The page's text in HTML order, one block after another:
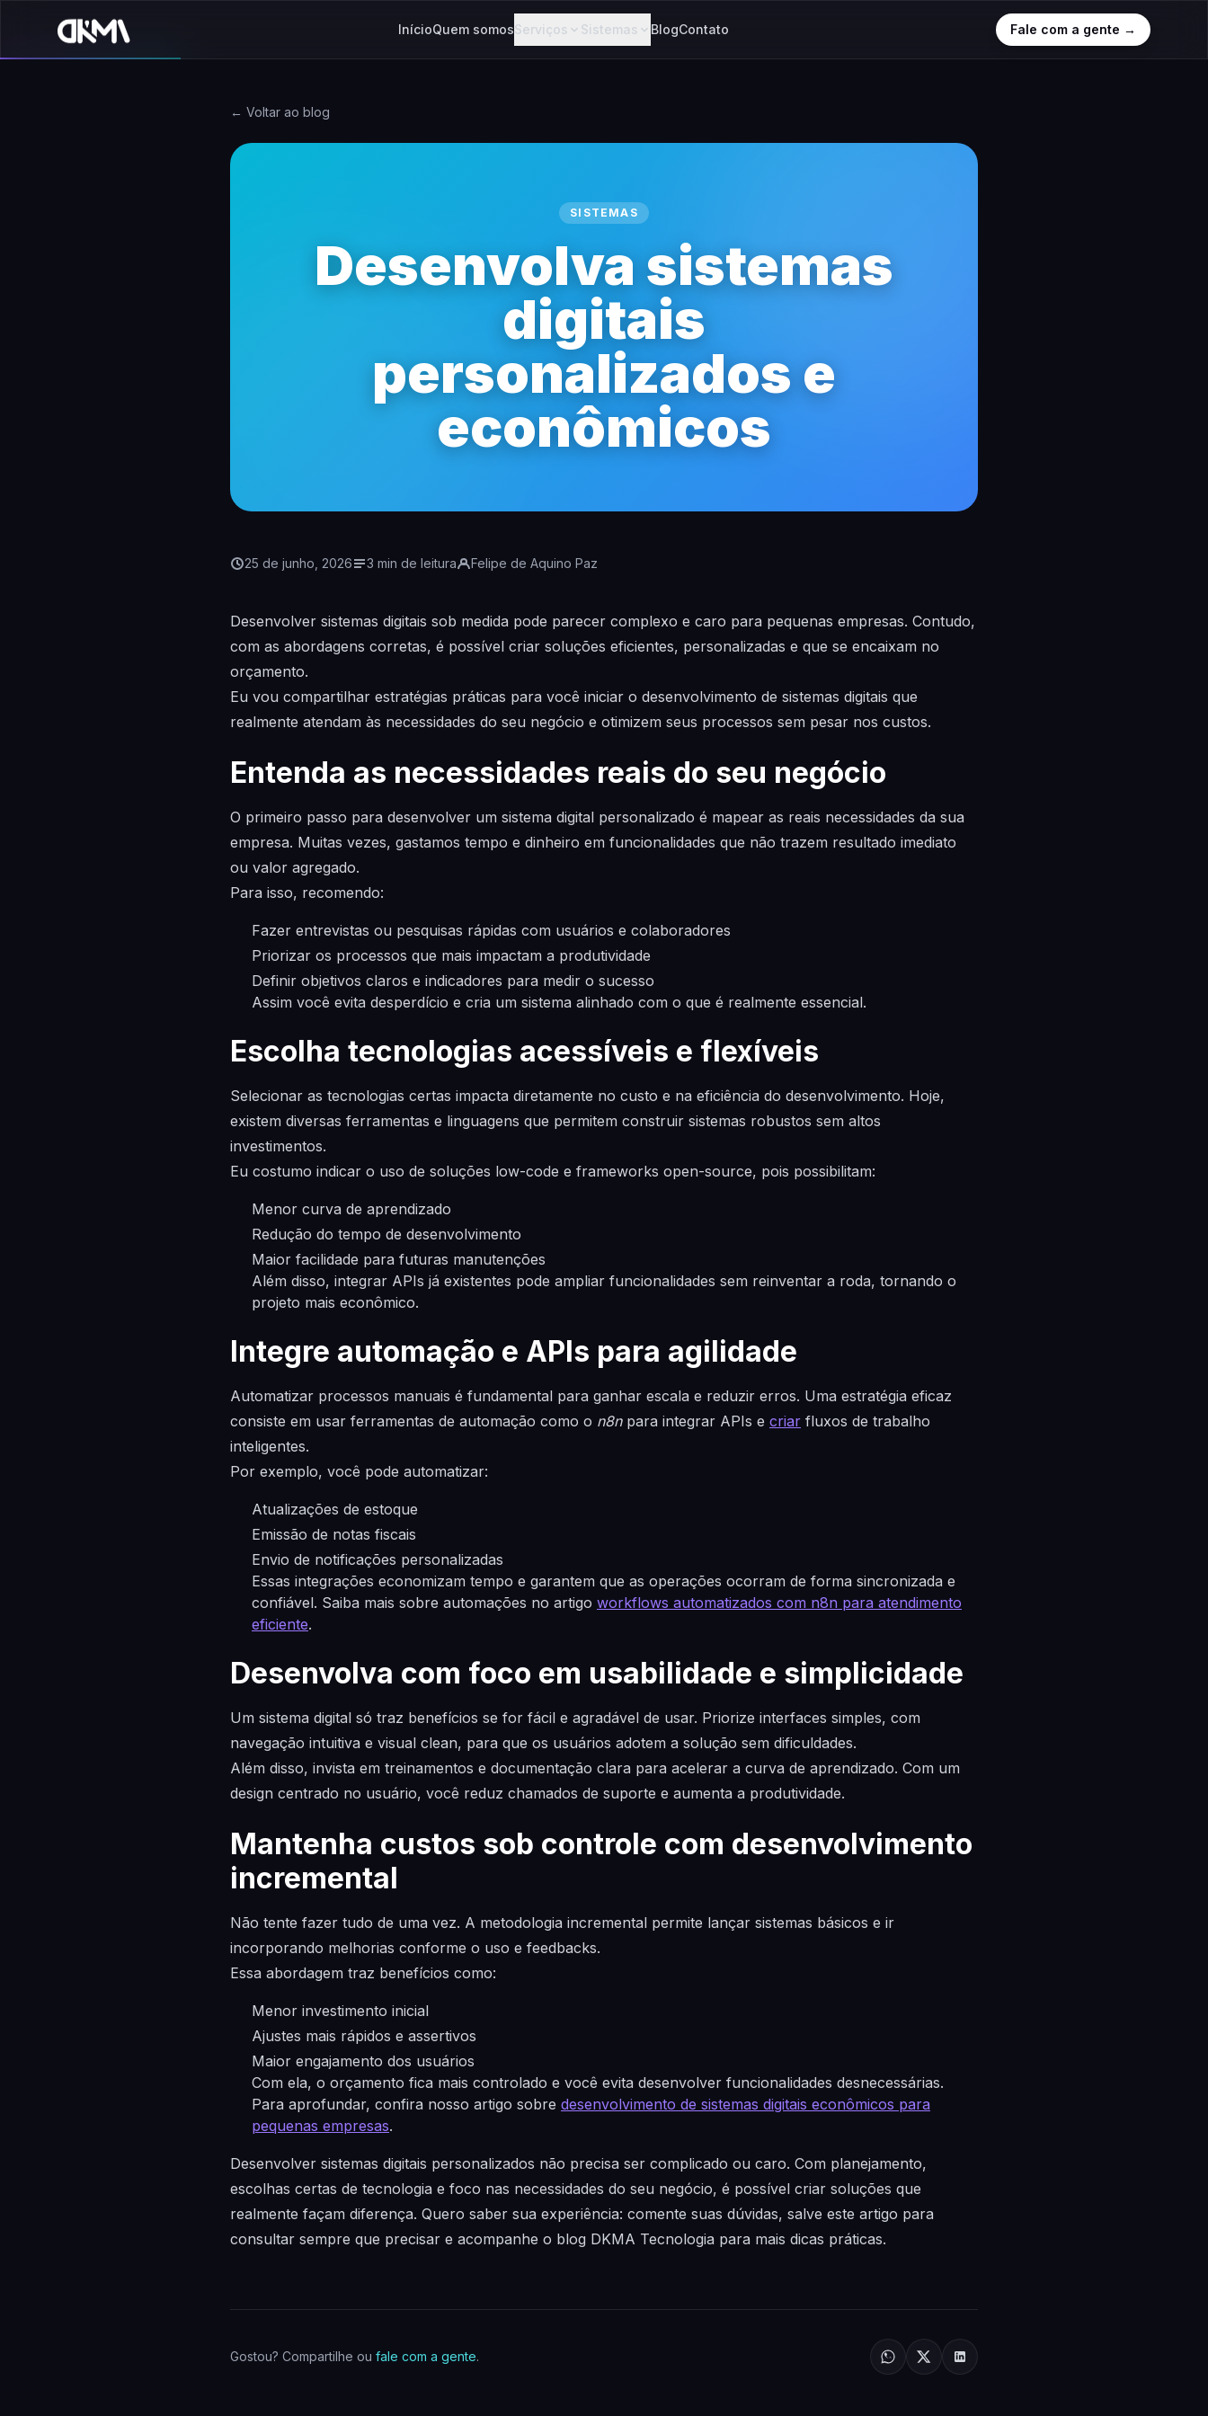
InícioQuem somosServiços Sistemas BlogContato Fale com a gente →
← Voltar ao blog
SISTEMAS
Desenvolva sistemas
digitais
personalizados e
econômicos
25 de junho, 2026 3 min de leitura Felipe de Aquino Paz
Desenvolver sistemas digitais sob medida pode parecer complexo e caro para pequenas empresas. Contudo,
com as abordagens corretas, é possível criar soluções eficientes, personalizadas e que se encaixam no
orçamento.
Eu vou compartilhar estratégias práticas para você iniciar o desenvolvimento de sistemas digitais que
realmente atendam às necessidades do seu negócio e otimizem seus processos sem pesar nos custos.
Entenda as necessidades reais do seu negócio
O primeiro passo para desenvolver um sistema digital personalizado é mapear as reais necessidades da sua
empresa. Muitas vezes, gastamos tempo e dinheiro em funcionalidades que não trazem resultado imediato
ou valor agregado.
Para isso, recomendo:
Fazer entrevistas ou pesquisas rápidas com usuários e colaboradores
Priorizar os processos que mais impactam a produtividade
Definir objetivos claros e indicadores para medir o sucesso
Assim você evita desperdício e cria um sistema alinhado com o que é realmente essencial.
Escolha tecnologias acessíveis e flexíveis
Selecionar as tecnologias certas impacta diretamente no custo e na eficiência do desenvolvimento. Hoje,
existem diversas ferramentas e linguagens que permitem construir sistemas robustos sem altos
investimentos.
Eu costumo indicar o uso de soluções low-code e frameworks open-source, pois possibilitam:
Menor curva de aprendizado
Redução do tempo de desenvolvimento
Maior facilidade para futuras manutenções
Além disso, integrar APIs já existentes pode ampliar funcionalidades sem reinventar a roda, tornando o
projeto mais econômico.
Integre automação e APIs para agilidade
Automatizar processos manuais é fundamental para ganhar escala e reduzir erros. Uma estratégia eficaz
consiste em usar ferramentas de automação como o n8npara integrar APIs e criar fluxos de trabalho
inteligentes.
Por exemplo, você pode automatizar:
Atualizações de estoque
Emissão de notas fiscais
Envio de notificações personalizadas
Essas integrações economizam tempo e garantem que as operações ocorram de forma sincronizada e
confiável. Saiba mais sobre automações no artigo workflows automatizados com n8n para atendimento
eficiente.
Desenvolva com foco em usabilidade e simplicidade
Um sistema digital só traz benefícios se for fácil e agradável de usar. Priorize interfaces simples, com
navegação intuitiva e visual clean, para que os usuários adotem a solução sem dificuldades.
Além disso, invista em treinamentos e documentação clara para acelerar a curva de aprendizado. Com um
design centrado no usuário, você reduz chamados de suporte e aumenta a produtividade.
Mantenha custos sob controle com desenvolvimento
incremental
Não tente fazer tudo de uma vez. A metodologia incremental permite lançar sistemas básicos e ir
incorporando melhorias conforme o uso e feedbacks.
Essa abordagem traz benefícios como:
Menor investimento inicial
Ajustes mais rápidos e assertivos
Maior engajamento dos usuários
Com ela, o orçamento fica mais controlado e você evita desenvolver funcionalidades desnecessárias.
Para aprofundar, confira nosso artigo sobre desenvolvimento de sistemas digitais econômicos para
pequenas empresas.
Desenvolver sistemas digitais personalizados não precisa ser complicado ou caro. Com planejamento,
escolhas certas de tecnologia e foco nas necessidades do seu negócio, é possível criar soluções que
realmente façam diferença. Quero saber sua experiência: comente suas dúvidas, salve este artigo para
consultar sempre que precisar e acompanhe o blog DKMA Tecnologia para mais dicas práticas.
Gostou? Compartilhe ou fale com a gente.